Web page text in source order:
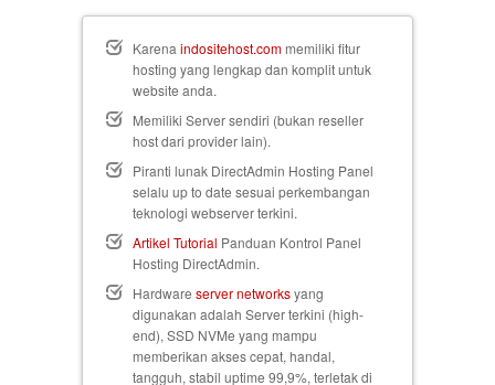
Karena indositehost.commemiliki fitur
hosting yang lengkap dan komplit untuk
website anda.
Memiliki Server sendiri (bukan reseller
host dari provider lain).
Piranti lunak DirectAdmin Hosting Panel
selalu up to date sesuai perkembangan
teknologi webserver terkini.
Artikel Tutorial Panduan Kontrol Panel
Hosting DirectAdmin.
Hardware server networksyang
digunakan adalah Server terkini (high-
end), SSD NVMe yang mampu
memberikan akses cepat, handal,
tangguh, stabil uptime 99,9%, terletak di